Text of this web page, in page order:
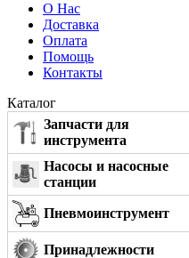
О Нас
Доставка
Оплата
Помощь
Контакты
Каталог
Запчасти для
инструмента
Насосы и насосные
станции
Пневмоинструмент
Принадлежности